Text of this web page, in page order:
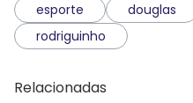
esporte douglas
rodriguinho
Relacionadas